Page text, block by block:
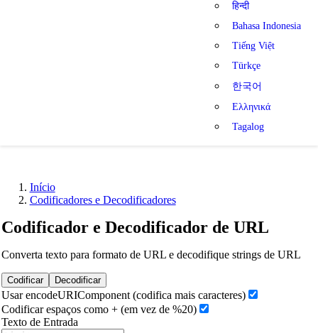
हिन्दी
Bahasa Indonesia
Tiếng Việt
Türkçe
한국어
Ελληνικά
Tagalog
Início
Codificadores e Decodificadores
Codificador e Decodificador de URL
Converta texto para formato de URL e decodifique strings de URL
Codificar Decodificar
Usar encodeURIComponent (codifica mais caracteres)
Codificar espaços como + (em vez de %20)
Texto de Entrada